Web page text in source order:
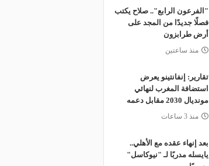
"الفرعون الرابع".. صلاح يكتب
فصلًا جديدًا من المجد على
أرض طرابزون
منذ ساعتين
تقارير: إنفانتينو يعرض
استضافة المغرب لنهائي
مونديال 2030 مقابل دعمه
منذ 3 ساعات
بعد إنهاء عقده مع الأهلي..
يايسله مدربًا لـ "نيوكاسل"